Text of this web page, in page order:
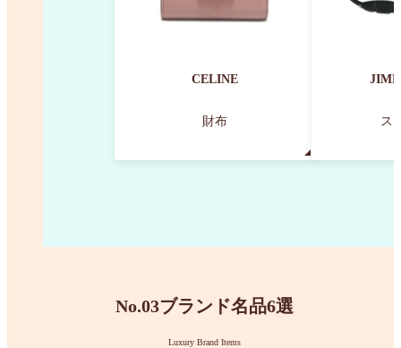
CELINE
財布 ス
No.03ブランド名品6選
Luxury Brand Items